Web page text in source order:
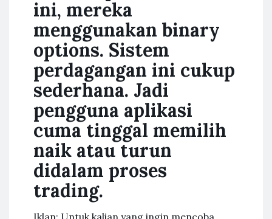
ini, mereka
menggunakan binary
options. Sistem
perdagangan ini cukup
sederhana. Jadi
pengguna aplikasi
cuma tinggal memilih
naik atau turun
didalam proses
trading.
Iklan: Untuk kalian yang ingin mencoba